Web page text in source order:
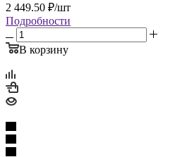
2 449.50 ₽/шт
Подробности
В корзину